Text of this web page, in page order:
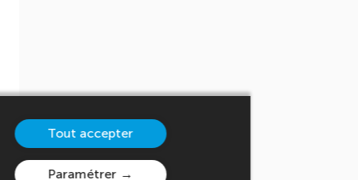
Tout accepter
Paramétrer